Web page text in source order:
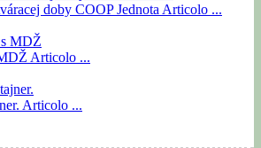
doby COOP Jednota Articolo ...
Articolo ...
Articolo ...